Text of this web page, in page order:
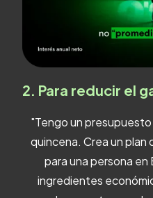
2. Para reducir el
"Tengo un
quincena. Crea un plan
para una persona en
ingredientes